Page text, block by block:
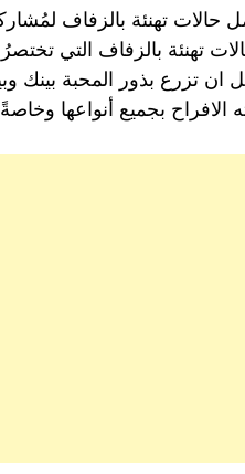
حالات تهنئة بالزفاف
تهنئة بالزفاف التي
تزرع بذور المحبة بينك
بجميع أنواعها وخاصةً